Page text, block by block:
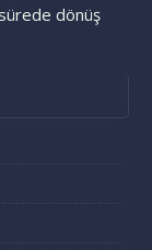
dönüş